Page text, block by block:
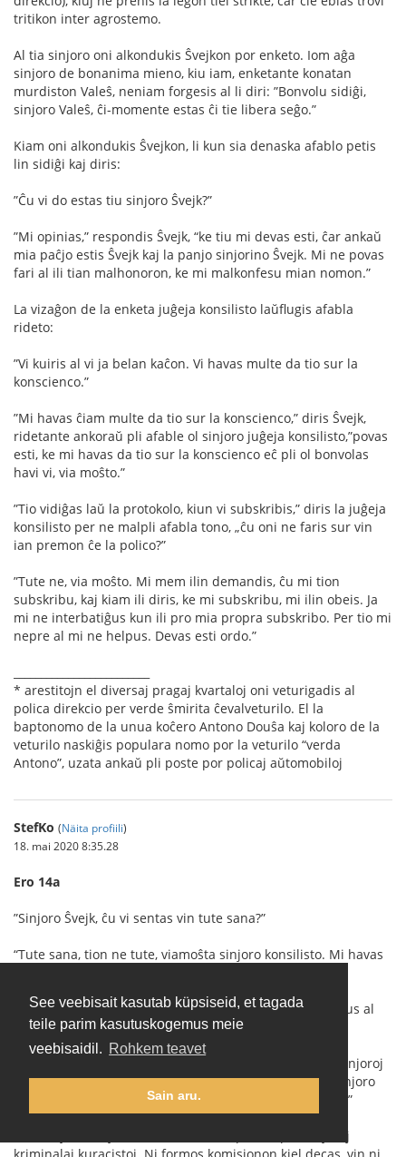
See veebisait kasutab küpsiseid, et tagada
teile parim kasutuskogemus meie
veebisaidil. Rohkem teavet
Sain aru.
tritikon inter agrostemo.
Al tia sinjoro oni alkondukis Ŝvejkon por enketo. Iom aĝa
sinjoro de bonanima mieno, kiu iam, enketante konatan
murdiston Valeŝ, neniam forgesis al li diri: ”Bonvolu sidiĝi,
sinjoro Valeŝ, ĉi-momente estas ĉi tie libera seĝo.”
Kiam oni alkondukis Ŝvejkon, li kun sia denaska afablo petis
lin sidiĝi kaj diris:
”Ĉu vi do estas tiu sinjoro Ŝvejk?”
”Mi opinias,” respondis Ŝvejk, “ke tiu mi devas esti, ĉar ankaŭ
mia paĉjo estis Ŝvejk kaj la panjo sinjorino Ŝvejk. Mi ne povas
fari al ili tian malhonoron, ke mi malkonfesu mian nomon.”
La vizaĝon de la enketa juĝeja konsilisto laŭﬂugis afabla
rideto:
”Vi kuiris al vi ja belan kaĉon. Vi havas multe da tio sur la
konscienco.”
”Mi havas ĉiam multe da tio sur la konscienco,” diris Ŝvejk,
ridetante ankoraŭ pli afable ol sinjoro juĝeja konsilisto,”povas
esti, ke mi havas da tio sur la konscienco eĉ pli ol bonvolas
havi vi, via moŝto.”
”Tio vidiĝas laŭ la protokolo, kiun vi subskribis,” diris la juĝeja
konsilisto per ne malpli afabla tono, „ĉu oni ne faris sur vin
ian premon ĉe la polico?”
”Tute ne, via moŝto. Mi mem ilin demandis, ĉu mi tion
subskribu, kaj kiam ili diris, ke mi subskribu, mi ilin obeis. Ja
mi ne interbatiĝus kun ili pro mia propra subskribo. Per tio mi
nepre al mi ne helpus. Devas esti ordo.”
* arestitojn el diversaj pragaj kvartaloj oni veturigadis al
polica direkcio per verde ŝmirita ĉevalveturilo. El la
baptonomo de la unua koĉero Antono Douŝa kaj koloro de la
veturilo naskiĝis populara nomo por la veturilo “verda
Antono”, uzata ankaŭ pli poste por policaj aŭtomobiloj
StefKo (Näita profiili)
18. mai 2020 8:35.28
Ero 14a
”Sinjoro Ŝvejk, ĉu vi sentas vin tute sana?”
“Tute sana, tion ne tute, viamoŝta sinjoro konsilisto. Mi havas
La maljuna sinjoro denove afable ekridetis: “Kion vi dirus al
tio, se ni igus vin esplori fare de kriminalaj kuracistoj?”
”Mi opinias, ke mi ne fartas tiom malbone, por ke tiuj sinjoroj
superﬂue perdu pro mi la tempon. Min esploris jam sinjoro
doktoro en la polica direkcio, ĉu mi ne havas gonoreon.”
”Nu, sinjoro Ŝvejk, ni tion tamen nur provos per sinjoroj